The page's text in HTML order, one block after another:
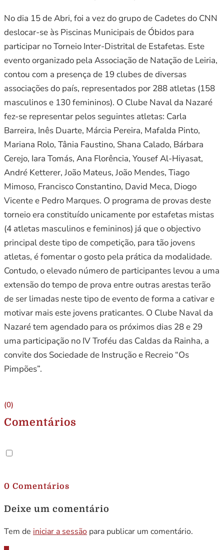
No dia 15 de Abri, foi a vez do grupo de Cadetes do CNN
deslocar-se às Piscinas Municipais de Óbidos para
participar no Torneio Inter-Distrital de Estafetas. Este
evento organizado pela Associação de Natação de Leiria,
contou com a presença de 19 clubes de diversas
associações do país, representados por 288 atletas (158
masculinos e 130 femininos). O Clube Naval da Nazaré
fez-se representar pelos seguintes atletas: Carla
Barreira, Inês Duarte, Márcia Pereira, Mafalda Pinto,
Mariana Rolo, Tânia Faustino, Shana Calado, Bárbara
Cerejo, Iara Tomás, Ana Florência, Yousef Al-Hiyasat,
André Ketterer, João Mateus, João Mendes, Tiago
Mimoso, Francisco Constantino, David Meca, Diogo
Vicente e Pedro Marques. O programa de provas deste
torneio era constituído unicamente por estafetas mistas
(4 atletas masculinos e femininos) já que o objectivo
principal deste tipo de competição, para tão jovens
atletas, é fomentar o gosto pela prática da modalidade.
Contudo, o elevado número de participantes levou a uma
extensão do tempo de prova entre outras arestas terão
de ser limadas neste tipo de evento de forma a cativar e
motivar mais este jovens praticantes. O Clube Naval da
Nazaré tem agendado para os próximos dias 28 e 29
uma participação no IV Troféu das Caldas da Rainha, a
convite dos Sociedade de Instrução e Recreio “Os
Pimpões”.
(0)
Comentários
0 Comentários
Deixe um comentário
Tem de iniciar a sessão para publicar um comentário.